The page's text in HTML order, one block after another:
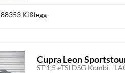
88353 Kißlegg
Cupra Leon
ST 1,5 eTSI DSG Kombi -